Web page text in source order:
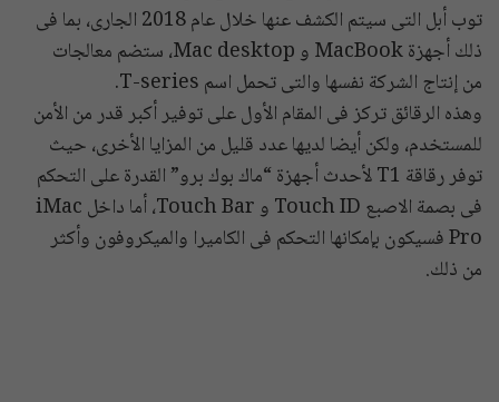
توب أبل التى سيتم الكشف عنها خلال عام 2018 الجارى، بما فى
ذلك أجهزة MacBook و Mac desktop، ستضم معالجات
من إنتاج الشركة نفسها والتى تحمل اسم T-series.
وهذه الرقائق تركز فى المقام الأول على توفير أكبر قدر من الأمن
للمستخدم، ولكن أيضا لديها عدد قليل من المزايا الأخرى، حيث
توفر رقاقة T1 لأحدث أجهزة “ماك بوك برو” القدرة على التحكم
فى بصمة الاصبع Touch ID و Touch Bar، أما داخل iMac
Pro فسيكون بإمكانها التحكم فى الكاميرا والميكروفون وأكثر
من ذلك.